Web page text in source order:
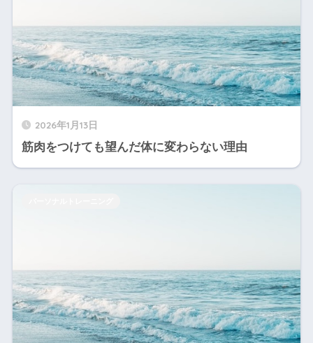
2026年1月13日
筋肉をつけても望んだ体に変わらない理由